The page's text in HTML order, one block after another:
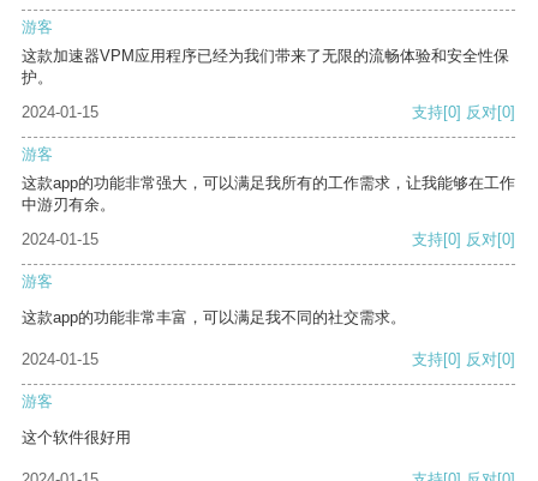
游客
这款加速器VPM应用程序已经为我们带来了无限的流畅体验和安全性保
护。
2024-01-15
支持[0] 反对[0]
游客
这款app的功能非常强大，可以满足我所有的工作需求，让我能够在工作
中游刃有余。
2024-01-15
支持[0] 反对[0]
游客
这款app的功能非常丰富，可以满足我不同的社交需求。
2024-01-15 支持[0] 反对[0]
游客
这个软件很好用